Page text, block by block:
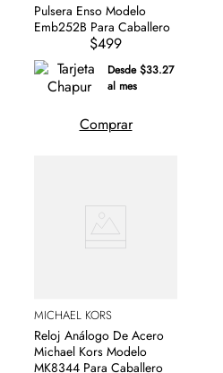
Pulsera Enso Modelo
Emb252B Para Caballero
$499
Desde $33.27
al mes
Comprar
MICHAEL KORS
Reloj Análogo De Acero
Michael Kors Modelo
MK8344 Para Caballero